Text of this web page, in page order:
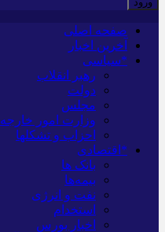
صفحه اصلی
آخرین اخبار
*سیاسی
رهبر انقلاب
دولت
مجلس
وزارت امور خارجه
احزاب و تشکلها
*اقتصادی
بانک ها
بیمه‌ها
نفت و انرژی
استخدام
اخبار بورس